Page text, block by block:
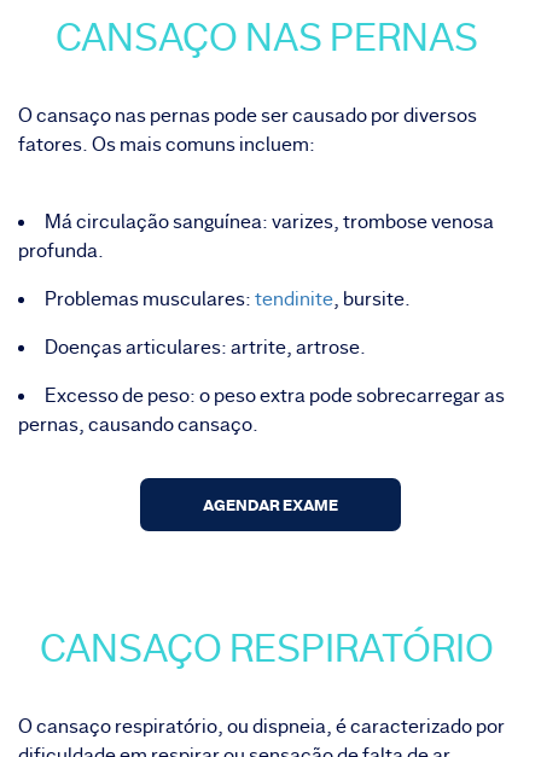
CANSAÇO NAS PERNAS
O cansaço nas pernas pode ser causado por diversos
fatores. Os mais comuns incluem:
Má circulação sanguínea: varizes, trombose venosa
profunda.
Problemas musculares:tendinite, bursite.
Doenças articulares: artrite, artrose.
Excesso de peso: o peso extra pode sobrecarregar as
pernas, causando cansaço.
AGENDAR EXAME
CANSAÇO RESPIRATÓRIO
O cansaço respiratório, ou dispneia, é caracterizado por